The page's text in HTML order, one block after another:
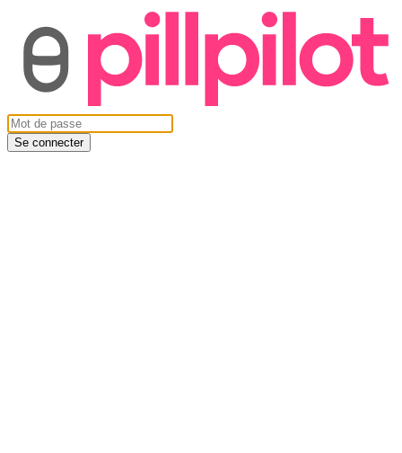
Se connecter